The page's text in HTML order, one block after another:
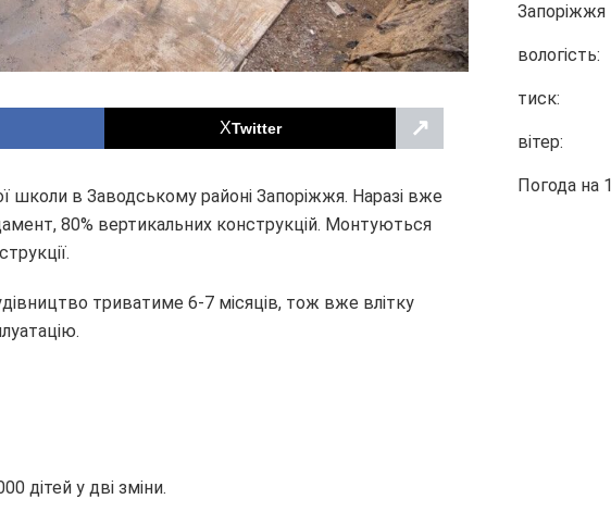
Twitter ↗
школи в Заводському районі Запоріжжя. Наразі вже
80% вертикальних конструкцій. Монтуються
триватиме 6-7 місяців, тож вже влітку
дітей у дві зміни.
Запоріжжя
вологість:
тиск:
вітер:
Погода на